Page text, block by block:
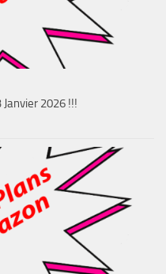
2026 !!!